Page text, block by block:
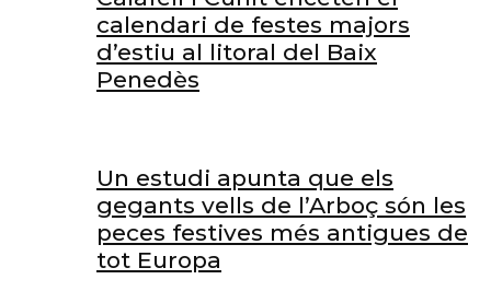
calendari de festes majors
d’estiu al litoral del Baix
Penedès
Un estudi apunta que els
gegants vells de l’Arboç són les
peces festives més antigues de
tot Europa